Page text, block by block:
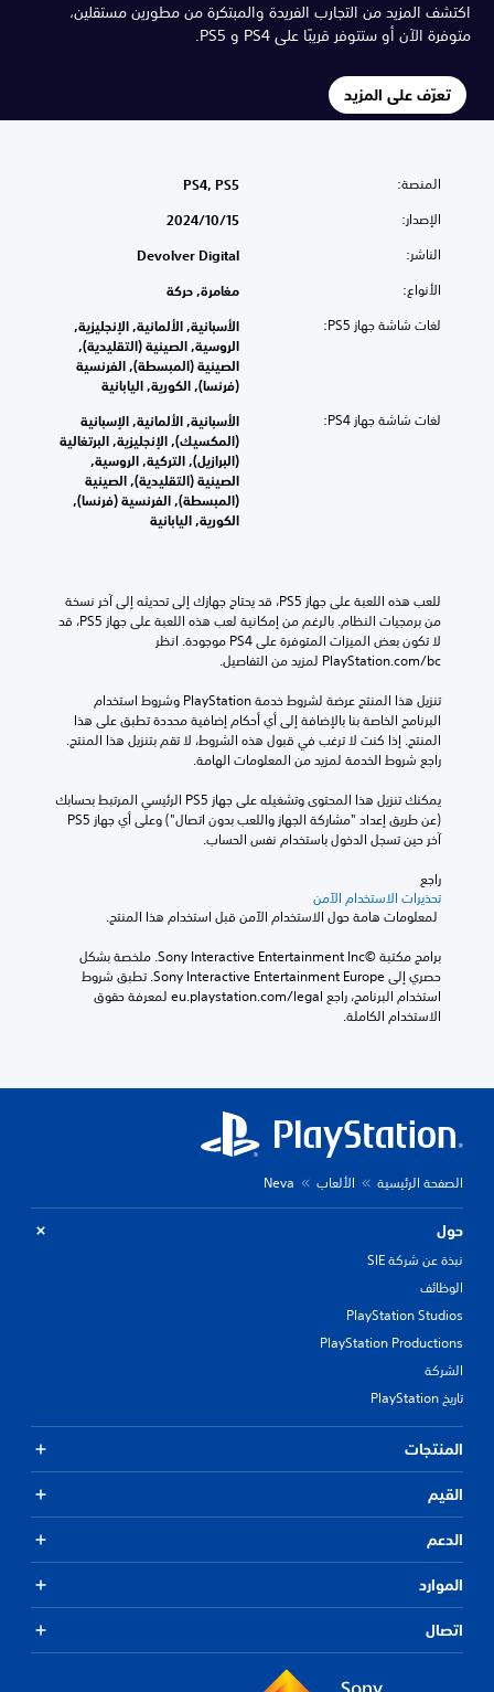
اكتشف المزيد من التجارب الفريدة والمبتكرة من مطورين مستقلين،
متوفرة الآن أو ستتوفر قريبًا على PS4 و PS5.
تعرّف على المزيد
المنصة: PS4, PS5
الإصدار: 15‏/10‏/2024
الناشر: Devolver Digital
الأنواع: مغامرة, حركة
لغات شاشة جهاز PS5:
الأسبانية, الألمانية, الإنجليزية,
الروسية, الصينية (التقليدية),
الصينية (المبسطة), الفرنسية
(فرنسا), الكورية, اليابانية
لغات شاشة جهاز PS4:
الأسبانية, الألمانية, الإسبانية
(المكسيك), الإنجليزية, البرتغالية
(البرازيل), التركية, الروسية,
الصينية (التقليدية), الصينية
(المبسطة), الفرنسية (فرنسا),
الكورية, اليابانية
للعب هذه اللعبة على جهاز PS5، قد يحتاج جهازك إلى تحديثه إلى آخر نسخة
من برمجيات النظام. بالرغم من إمكانية لعب هذه اللعبة على جهاز PS5، قد
لا تكون بعض الميزات المتوفرة على PS4 موجودة. انظر
‎PlayStation.com/bc لمزيد من التفاصيل.
تنزيل هذا المنتج عرضة لشروط خدمة‫ PlayStation وشروط استخدام
البرنامج الخاصة بنا بالإضافة إلى أي أحكام إضافية محددة تطبق على هذا
المنتج. إذا كنت لا ترغب في قبول هذه الشروط، لا تقم بتنزيل هذا المنتج.
راجع شروط الخدمة لمزيد من المعلومات الهامة.
يمكنك تنزيل هذا المحتوى وتشغيله على جهاز PS5 الرئيسي المرتبط بحسابك
(عن طريق إعداد "مشاركة الجهاز واللعب بدون اتصال") وعلى أي جهاز PS5
آخر حين تسجل الدخول باستخدام نفس الحساب.
راجع
تحذيرات الاستخدام الآمن
برامج مكتبة ©Sony Interactive Entertainment Inc. ملخصة بشكل
حصري إلى Sony Interactive Entertainment Europe. تطبق شروط
استخدام البرنامج، راجع eu.playstation.com/legal لمعرفة حقوق
الاستخدام الكاملة.
الصفحة الرئيسية الألعاب Neva
حول
نبذة عن شركة SIE
الوظائف
PlayStation Studios
PlayStation Productions
الشركة
تاريخ PlayStation
المنتجات
القيم
الدعم
الموارد
اتصال